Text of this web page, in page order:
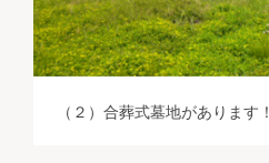
（２）合葬式墓地があります！